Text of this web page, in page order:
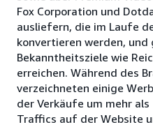
Fox Corporation und
ausliefern, die im Laufe
konvertieren werden, und
Bekanntheitsziele wie
erreichen. Während des
verzeichneten einige
der Verkäufe um mehr
Traffics auf der Website